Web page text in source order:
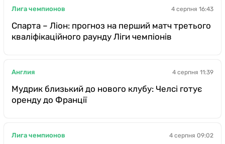
Лига чемпионов 4 серпня 16:43
Спарта – Ліон: прогноз на перший матч третього
кваліфікаційного раунду Ліги чемпіонів
Англия 4 серпня 11:39
Мудрик близький до нового клубу: Челсі готує
оренду до Франції
Лига чемпионов 4 серпня 09:02